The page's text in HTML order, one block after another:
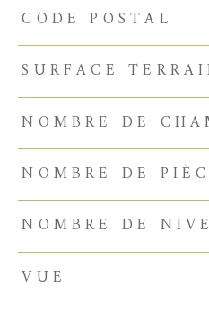
TRAD_ZEPHYR_Caracteristique
CODE POSTAL
SURFACE
NOMBRE DE
NOMBRE DE
NOMBRE DE
VUE